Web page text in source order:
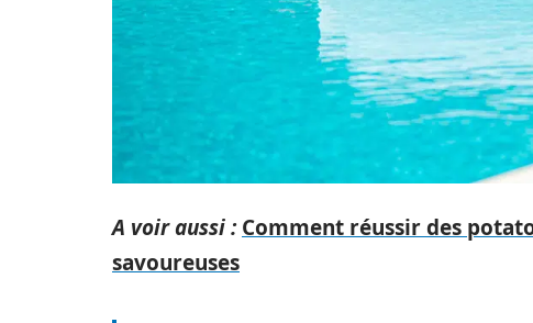
A voir aussi : Comment réussir des
savoureuses